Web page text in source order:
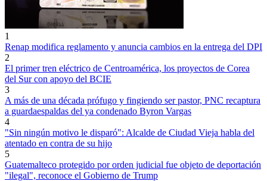
1
Renap modifica reglamento y anuncia cambios en la entrega del DPI
2
El primer tren eléctrico de Centroamérica, los proyectos de Corea
del Sur con apoyo del BCIE
3
A más de una década prófugo y fingiendo ser pastor, PNC recaptura
a guardaespaldas del ya condenado Byron Vargas
4
"Sin ningún motivo le disparó": Alcalde de Ciudad Vieja habla del
atentado en contra de su hijo
5
Guatemalteco protegido por orden judicial fue objeto de deportación
"ilegal", reconoce el Gobierno de Trump